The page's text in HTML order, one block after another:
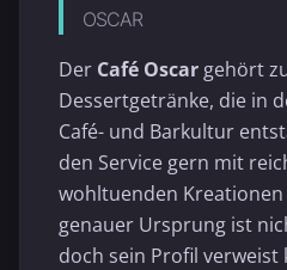
OSCAR
Der Café Oscar gehört
Dessertgetränke, die in
Café- und Barkultur
den Service gern mit
wohltuenden Kreationen
genauer Ursprung ist
doch sein Profil verweist